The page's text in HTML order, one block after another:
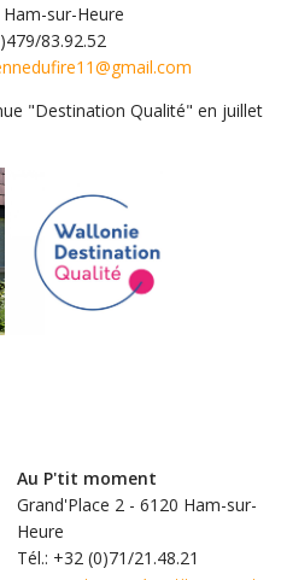
sur-Heure
83.92.52
"Destination Qualité" en juillet
Au P'tit moment
Grand'Place 2 - 6120 Ham-sur-
Heure
Tél.: +32 (0)71/21.48.21